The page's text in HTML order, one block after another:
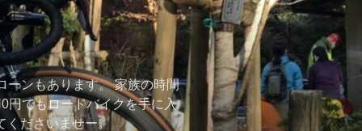
ーンもあります。 家族の時間
円でもロードバイクを手に入
くださいませー。